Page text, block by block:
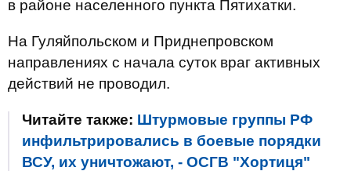
в районе населенного пункта Пятихатки.
На Гуляйпольском и Приднепровском
направлениях с начала суток враг активных
действий не проводил.
Читайте также: Штурмовые группы РФ
инфильтрировались в боевые порядки
ВСУ, их уничтожают, - ОСГВ "Хортиця"